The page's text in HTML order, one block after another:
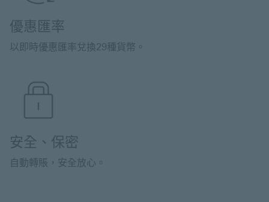
優惠匯率
以即時優惠匯率兌換29種貨幣。
安全、保密
自動轉賬，安全放心。